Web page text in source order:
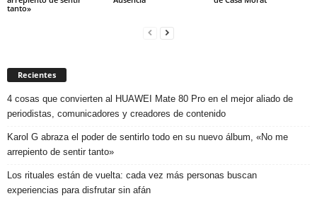
tanto»
Recientes
4 cosas que convierten al HUAWEI Mate 80 Pro en el mejor aliado de
periodistas, comunicadores y creadores de contenido
Karol G abraza el poder de sentirlo todo en su nuevo álbum, «No me
arrepiento de sentir tanto»
Los rituales están de vuelta: cada vez más personas buscan
experiencias para disfrutar sin afán